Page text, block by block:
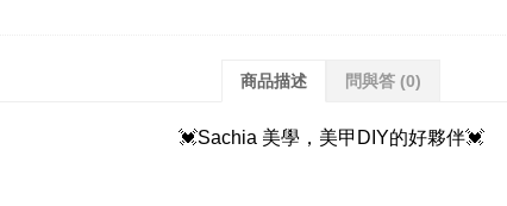
商品描述 問與答 (0)